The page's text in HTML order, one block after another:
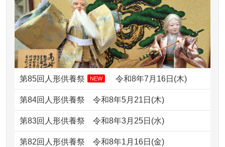
したく、花...
2026/07/10家から近かったので。
2026/07/08誰も住んでいない実家の片付けを始め
ました。 ...
2026/07/069年間自由が丘店を見守ってくれてあり
がとう。
2026/07/05 しっかりとお人形たちの供養をしてい
ただけると...
ですが？
2024/01/13お雛様のセットを供養・処分したいの
ですが、お雛様とお内裏様だ...
2024/01/13供養申込みの後、供養祭までお人形は
どうなってるのですか？
2024/01/13会社のようですが、きちんと供養して
第85回人形供養祭 NEW 令和8年7月16日(木)
第84回人形供養祭令和8年5月21日(木)
第83回人形供養祭令和8年3月25日(水)
第82回人形供養祭令和8年1月16日(金)